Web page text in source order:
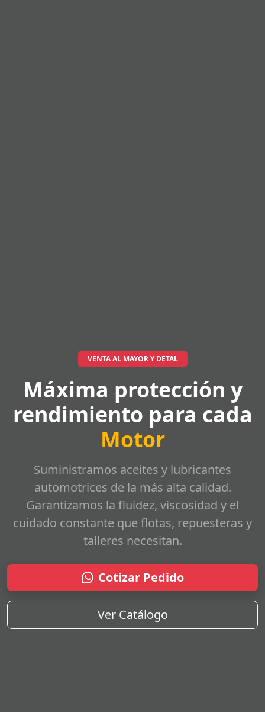
VENTA AL MAYOR Y DETAL
Máxima protección y
rendimiento para cada
Motor
Suministramos aceites y lubricantes
automotrices de la más alta calidad.
Garantizamos la fluidez, viscosidad y el
cuidado constante que flotas, repuesteras y
talleres necesitan.
Cotizar Pedido
Ver Catálogo